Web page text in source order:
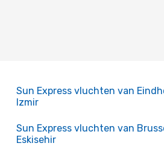
Sun Express vluchten van
Izmir
Sun Express vluchten van
Eskisehir